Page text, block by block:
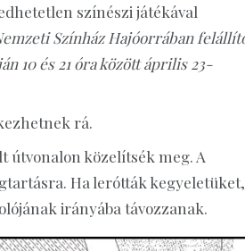
színészi játékával
Színház Hajóorrában
10 és 21 óra között április 23-
rá.
útvonalon közelítsék meg. A
Ha lerótták
irányába távozzanak.